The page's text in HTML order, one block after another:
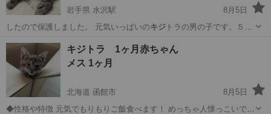
岩手県 水沢駅
8月5日
したので保護しました。 元気いっぱいのキジトラの男の子です。５月
岩手 奥州市
キジトラ 1ヶ月赤ちゃん
メス 1ヶ月
北海道 函館市
8月5日
◆性格や特徴 元気でもりもりご飯食べます！ めっちゃ人懐っこいです